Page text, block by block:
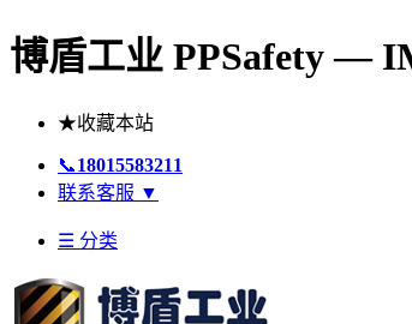
博盾工业 PPSafety —
★收藏本站
📞18015583211
联系客服 ▼
☰ 分类